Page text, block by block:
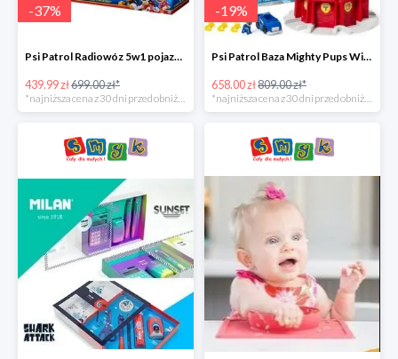
-37%
Psi Patrol Radiowóz 5w1 pojazd ratunkowy z figurką Chase'a -37%
439.99 zł699.00 zł*
-19%
Psi Patrol Baza Mighty Pups Wieża obserwacyjna+pojazd z figurką -19%
658.00 zł809.00 zł*